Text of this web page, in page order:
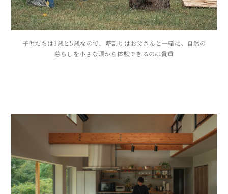
子供たちは3歳と5歳なので、薪割りはお父さんと一緒に。自然の
暮らしを小さな頃から体験できるのは貴重